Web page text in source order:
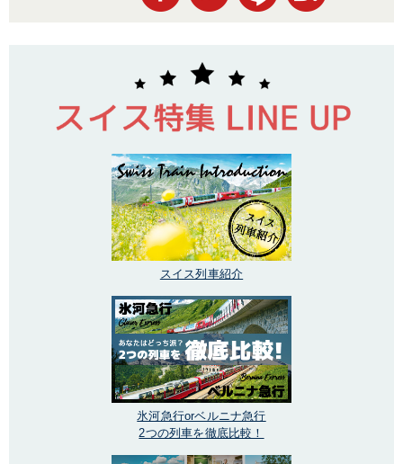
スイス列車紹介
氷河急行orベルニナ急行
2つの列車を徹底比較！